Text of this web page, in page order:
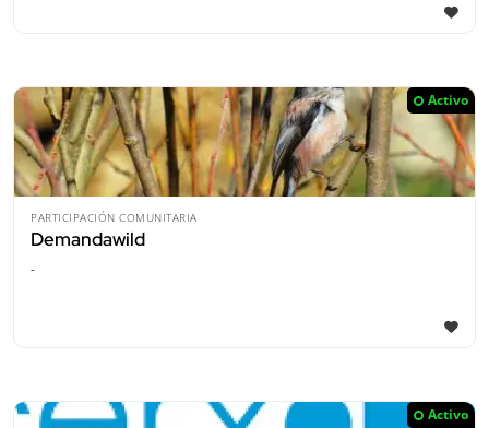
Activo
PARTICIPACIÓN COMUNITARIA
Demandawild
-
Activo